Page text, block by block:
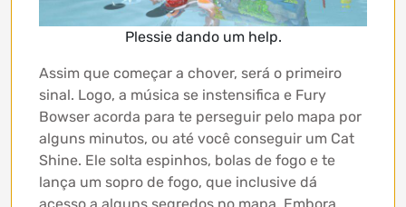
Plessie dando um help.
Assim que começar a chover, será o primeiro
sinal. Logo, a música se instensifica e Fury
Bowser acorda para te perseguir pelo mapa por
alguns minutos, ou até você conseguir um Cat
Shine. Ele solta espinhos, bolas de fogo e te
lança um sopro de fogo, que inclusive dá